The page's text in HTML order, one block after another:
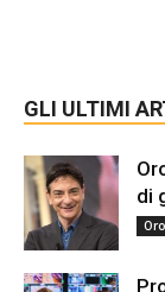
GLI ULTIMI
di